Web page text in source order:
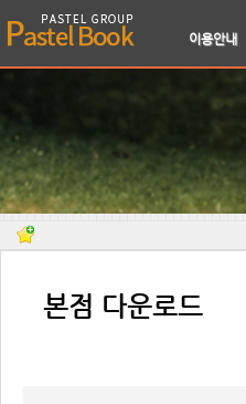
이용안내
⠀본점 다운로드